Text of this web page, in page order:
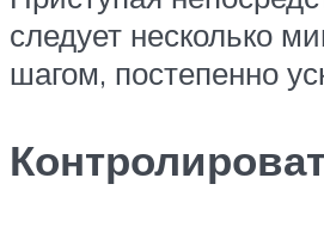
следует несколько
шагом, постепенно